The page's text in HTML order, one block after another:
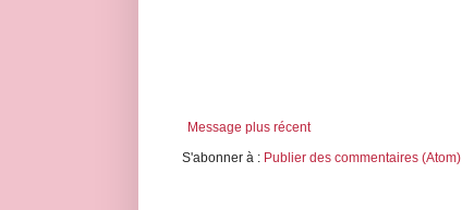
Message plus récent
S'abonner à : Publier des commentaires (Atom)